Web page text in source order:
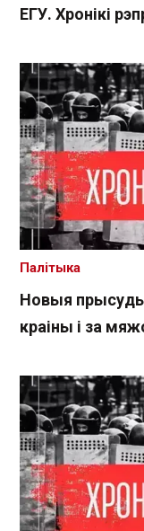
ЕГУ. Хронікі
Новыя прысуды,
краіны і за
Палітыка